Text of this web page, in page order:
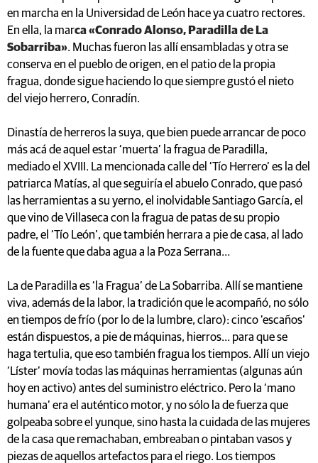
en marcha en la Universidad de León hace ya cuatro rectores.
En ella, la marca «Conrado Alonso, Paradilla de La
Sobarriba». Muchas fueron las allí ensambladas y otra se
conserva en el pueblo de origen, en el patio de la propia
fragua, donde sigue haciendo lo que siempre gustó el nieto
del viejo herrero, Conradín.
Dinastía de herreros la suya, que bien puede arrancar de poco
más acá de aquel estar ‘muerta’ la fragua de Paradilla,
mediado el XVIII. La mencionada calle del ‘Tío Herrero’ es la del
patriarca Matías, al que seguiría el abuelo Conrado, que pasó
las herramientas a su yerno, el inolvidable Santiago García, el
que vino de Villaseca con la fragua de patas de su propio
padre, el ‘Tío León’, que también herrara a pie de casa, al lado
de la fuente que daba agua a la Poza Serrana…
La de Paradilla es ‘la Fragua’ de La Sobarriba. Allí se mantiene
viva, además de la labor, la tradición que le acompañó, no sólo
en tiempos de frío (por lo de la lumbre, claro): cinco ‘escaños’
están dispuestos, a pie de máquinas, hierros… para que se
haga tertulia, que eso también fragua los tiempos. Allí un viejo
‘Líster’ movía todas las máquinas herramientas (algunas aún
hoy en activo) antes del suministro eléctrico. Pero la ‘mano
humana’ era el auténtico motor, y no sólo la de fuerza que
golpeaba sobre el yunque, sino hasta la cuidada de las mujeres
de la casa que remachaban, embreaban o pintaban vasos y
piezas de aquellos artefactos para el riego. Los tiempos